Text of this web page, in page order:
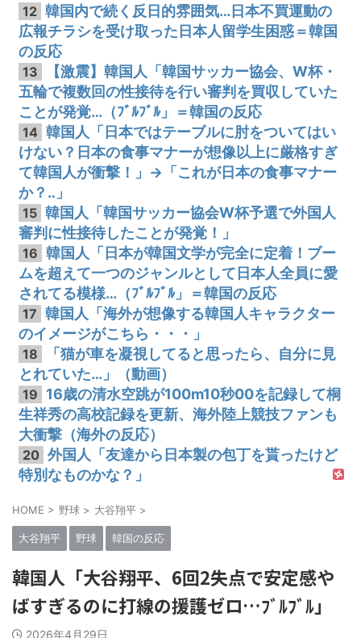
12 韓国内で続く反日的雰囲気…日本不買運動の
広報チラシを受け取った日本人留学生困惑＝韓国
の反応
13
【激震】韓国人「韓国サッカー協会、W杯・
五輪で複数回の性接待を行い審判を買収していた
ことが発覚…（ﾌﾞﾙﾌﾞﾙ」＝韓国の反応
14 韓国人「日本ではテーブルに肘をついてはい
けない？日本の食事マナーが想像以上に厳格すぎ
て韓国人が衝撃！」→「これが日本の食事マナー
か？‥」
15 韓国人「韓国サッカー協会W杯予選で外国人
審判に性接待したことが発覚！」
16 韓国人「日本が韓国文学が完全に定着！ブー
ムを超えて一つのジャンルとして日本人全員に愛
されてる模様…（ﾌﾞﾙﾌﾞﾙ」＝韓国の反応
17 韓国人「海外が想像する韓国人キャラクター
のイメージがこちら・・・」
18
「猫が車を凝視してると思ったら、自分に見
とれていた…」（動画）
19 16歳の清水空跳が100m10秒00を記録して桐
生祥秀の高校記録を更新、海外陸上競技ファンも
大衝撃（海外の反応）
20 外国人「友達から日本製の包丁を貰ったけど
特別なものかな？」
HOME > 野球 > 大谷翔平 >
大谷翔平 野球 韓国の反応
韓国人「大谷翔平、6回2失点で安定感や
ばすぎるのに打線の援護ゼロ…ﾌﾞﾙﾌﾞﾙ」
2026年4月29日